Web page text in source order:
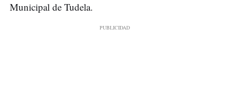
Municipal de Tudela.